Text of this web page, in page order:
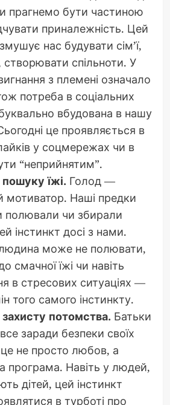
прагнемо бути частиною
приналежність. Цей
нас будувати сім’ї,
спільноти. У
з племені означало
потреба в соціальних
вбудована в нашу
це проявляється в
у соцмережах чи в
“неприйнятим”.
пошуку їжі. Голод —
мотиватор. Наші предки
полювали чи збирали
інстинкт досі з нами.
може не полювати,
смачної їжі чи навіть
в стресових ситуаціях —
того самого інстинкту.
захисту потомства. Батьки
все заради безпеки своїх
це не просто любов, а
програма. Навіть у людей,
дітей, цей інстинкт
в турботі про